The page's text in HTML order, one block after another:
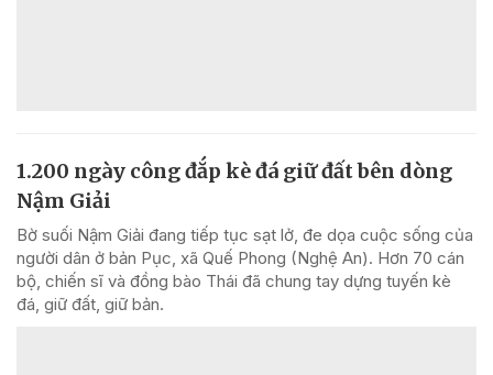
1.200 ngày công đắp kè đá giữ đất bên dòng
Nậm Giải
Bờ suối Nậm Giải đang tiếp tục sạt lở, đe dọa cuộc sống của
người dân ở bản Pục, xã Quế Phong (Nghệ An). Hơn 70 cán
bộ, chiến sĩ và đồng bào Thái đã chung tay dựng tuyến kè
đá, giữ đất, giữ bản.